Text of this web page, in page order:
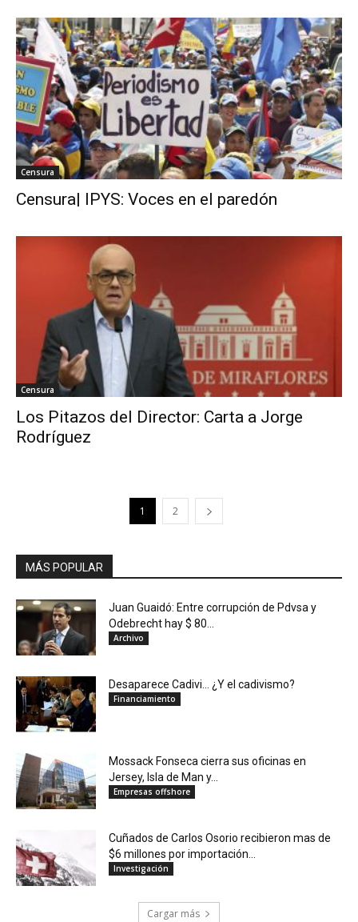
Censura
Censura| IPYS: Voces en el paredón
Censura
Los Pitazos del Director: Carta a Jorge
Rodríguez
1 2
MÁS POPULAR
Juan Guaidó: Entre corrupción de Pdvsa y
Odebrecht hay $ 80...
Archivo
Desaparece Cadivi… ¿Y el cadivismo?
Financiamiento
Mossack Fonseca cierra sus oficinas en
Jersey, Isla de Man y...
Empresas offshore
Cuñados de Carlos Osorio recibieron mas de
$6 millones por importación...
Investigación
Cargar más